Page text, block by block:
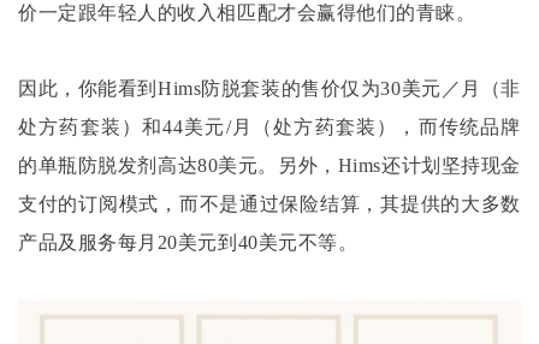
价一定跟年轻人的收入相匹配才会赢得他们的青睐。
因此，你能看到Hims防脱套装的售价仅为30美元／月（非
处方药套装）和44美元/月（处方药套装），而传统品牌
的单瓶防脱发剂高达80美元。另外，Hims还计划坚持现金
支付的订阅模式，而不是通过保险结算，其提供的大多数
产品及服务每月20美元到40美元不等。